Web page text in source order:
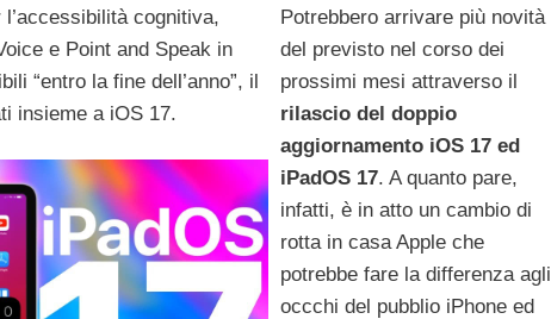
cognitiva,
e Point and Speak in
“entro la fine dell’anno”, il
insieme a iOS 17.
Potrebbero arrivare più novità
del previsto nel corso dei
prossimi mesi attraverso il
rilascio del doppio
aggiornamento iOS 17 ed
iPadOS 17. A quanto pare,
infatti, è in atto un cambio di
rotta in casa Apple che
potrebbe fare la differenza agli
occchi del pubblio iPhone ed